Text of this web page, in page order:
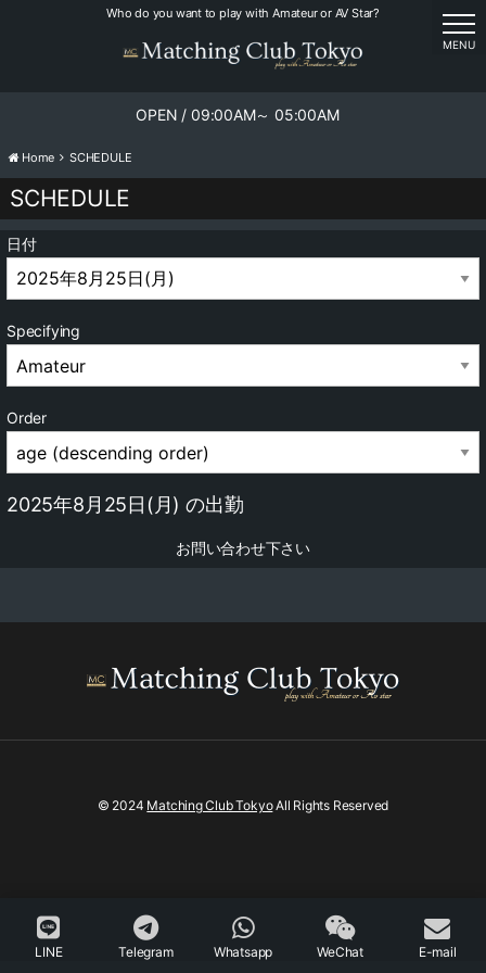
Who do you want to play with Amateur or AV Star?
OPEN / 09:00AM～ 05:00AM
Home SCHEDULE
SCHEDULE
日付
Specifying
Order
2025年8月25日(月) の出勤
お問い合わせ下さい
MENU
© 2024 Matching Club TokyoAll Rights Reserved
LINE Telegram Whatsapp WeChat E-mail